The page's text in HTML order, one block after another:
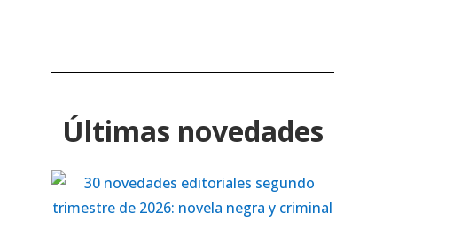
Últimas novedades